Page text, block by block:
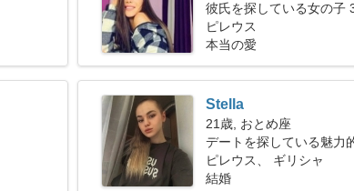
彼氏を探している女の子
ピレウス
本当の愛
Stella
21歳, おとめ座
デートを探している魅力
ピレウス、 ギリシャ
結婚